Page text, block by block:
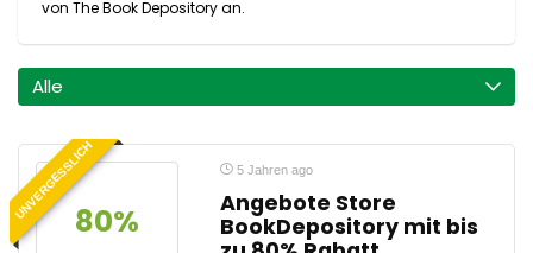
von The Book Depository an.
Alle
UNVERGESSLICH
80%
5 Jahren ago
Angebote Store
BookDepository mit bis